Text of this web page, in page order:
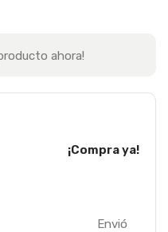
ahora!
¡Compra ya!
Envió